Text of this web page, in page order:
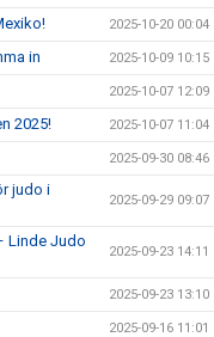
2025-10-20 00:04
in 2025-10-09 10:15
2025-10-07 12:09
2025! 2025-10-07 11:04
2025-09-30 08:46
judo i
2025-09-29 09:07
Linde Judo
2025-09-23 14:11
2025-09-23 13:10
2025-09-16 11:01